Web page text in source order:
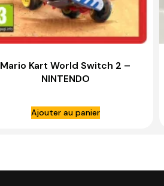
Mario Kart World Switch 2 –
NINTENDO
Ajouter au panier